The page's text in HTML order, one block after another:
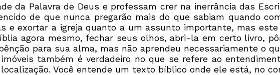
da Palavra de Deus e professam crer na inerrância das
de que nunca pregarão mais do que sabiam quando
e exortar a igreja quanto a um assunto importante, mas
agora mesmo, fechar seus olhos, abri-la em certo livro,
para sua alma, mas não aprendeu necessariamente o
também é verdadeiro no que se refere ao
Você entende um texto bíblico onde ele está, no